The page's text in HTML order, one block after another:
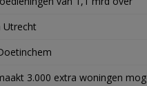
Utrecht
3.000 extra woningen